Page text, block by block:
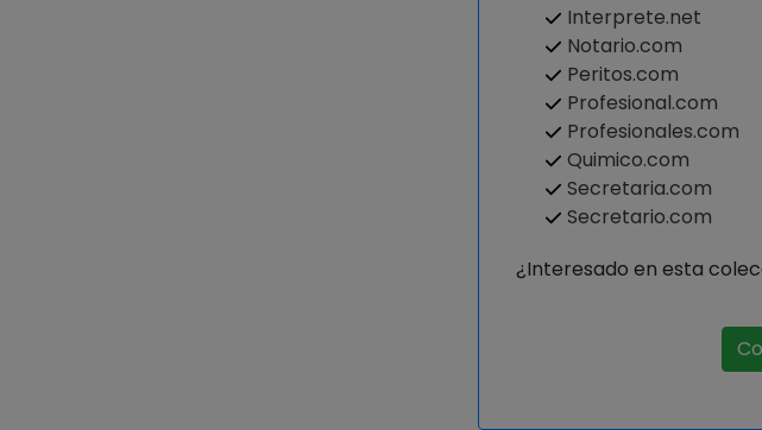
Interprete.net
Notario.com
Peritos.com
Profesional.com
Profesionales.com
Quimico.com
Secretaria.com
Secretario.com
¿Interesado en esta